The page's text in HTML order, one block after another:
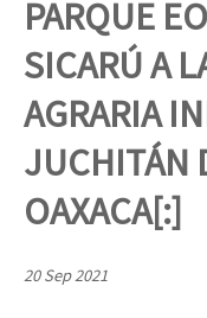
Mundo
EZLN
La Sexta
AutonomÍa y
Megaproyectos
Presos
Dia 1: Encontro “Guerra
[CDMX – 20 julio]
PARQUE
SICARÚ A
AGRARIA
JUCHITÁN
OAXACA[:]
20 Sep 2021